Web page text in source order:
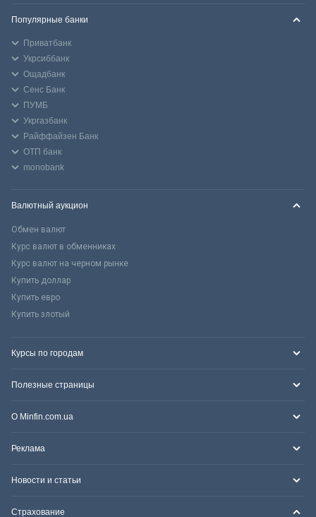
Популярные банки
Приватбанк
Укрсиббанк
Ощадбанк
Сенс Банк
ПУМБ
Укргазбанк
Райффайзен Банк
ОТП банк
monobank
Валютный аукцион
Обмен валют
Курс валют в обменниках
Курс валют на черном рынке
Купить доллар
Купить евро
Купить злотый
Курсы по городам
Полезные страницы
О Minfin.com.ua
Реклама
Новости и статьи
Страхование